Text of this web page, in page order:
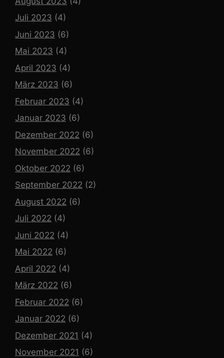
Juli 2023 (4)
Juni 2023 (6)
Mai 2023 (4)
April 2023 (4)
März 2023 (6)
Februar 2023 (4)
Januar 2023 (6)
Dezember 2022 (6)
November 2022 (6)
Oktober 2022 (6)
September 2022 (2)
August 2022 (6)
Juli 2022 (4)
Juni 2022 (4)
Mai 2022 (6)
April 2022 (4)
März 2022 (6)
Februar 2022 (6)
Januar 2022 (6)
Dezember 2021 (4)
November 2021 (6)